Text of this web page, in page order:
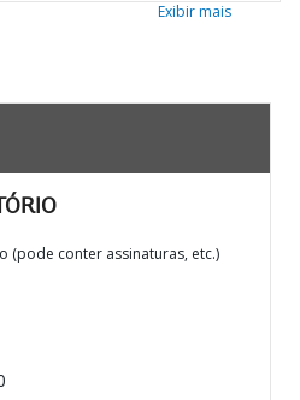
Exibir mais
(pode conter assinaturas, etc.)